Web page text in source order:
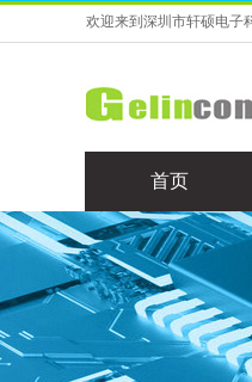
欢迎来到深圳市轩硕电子
首页